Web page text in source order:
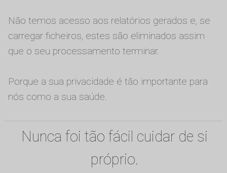
Não temos acesso aos relatórios gerados e, se
carregar ficheiros, estes são eliminados assim
que o seu processamento terminar.
Porque a sua privacidade é tão importante para
nós como a sua saúde.
Nunca foi tão fácil cuidar de si
próprio.